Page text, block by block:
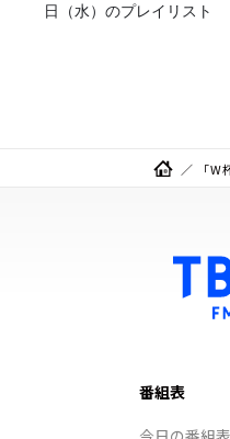
日（水）のプレイリスト
「
番組表